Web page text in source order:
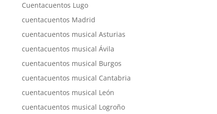
Cuentacuentos Lugo
cuentacuentos Madrid
cuentacuentos musical Asturias
cuentacuentos musical Ávila
cuentacuentos musical Burgos
cuentacuentos musical Cantabria
cuentacuentos musical León
cuentacuentos musical Logroño